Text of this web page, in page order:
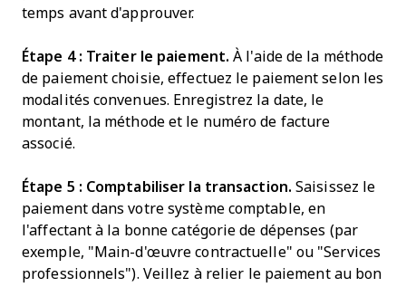
temps avant d'approuver.
Étape 4 : Traiter le paiement. À l'aide de la méthode
de paiement choisie, effectuez le paiement selon les
modalités convenues. Enregistrez la date, le
montant, la méthode et le numéro de facture
associé.
Étape 5 : Comptabiliser la transaction. Saisissez le
paiement dans votre système comptable, en
l'affectant à la bonne catégorie de dépenses (par
exemple, "Main-d'œuvre contractuelle" ou "Services
professionnels"). Veillez à relier le paiement au bon